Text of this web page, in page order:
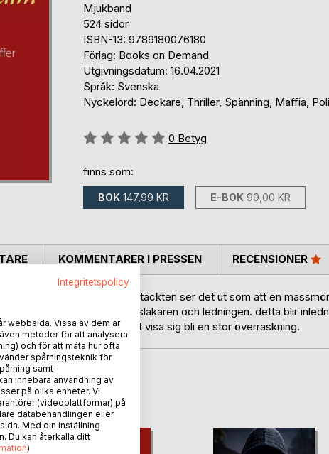
Mjukband
524 sidor
ISBN-13: 9789180076180
Förlag: Books on Demand
Utgivningsdatum: 16.04.2021
Språk: Svenska
Nyckelord: Deckare, Thriller, Spänning, Maffia,
Betyg::
0 Betyg
finns som:
BOK 147,99 KR E-BOK 99,00 KR
vilket gör att vid första upptäckten ser det ut som att en
uppfattning som rättsläkaren och ledningen. detta blir
vilket kommer att visa sig bli en stor överraskning.
KOMMENTARER I PRESSEN RECENSIONER
HOSBoD
Integritetspolicy
webbsida. Vissa av dem är
metoder för att analysera
och för att mäta hur ofta
spårningsteknik för
samt
innebära användning av
på olika enheter. Vi
(videoplattformar) på
databehandlingen eller
Med din inställning
Du kan återkalla ditt
)